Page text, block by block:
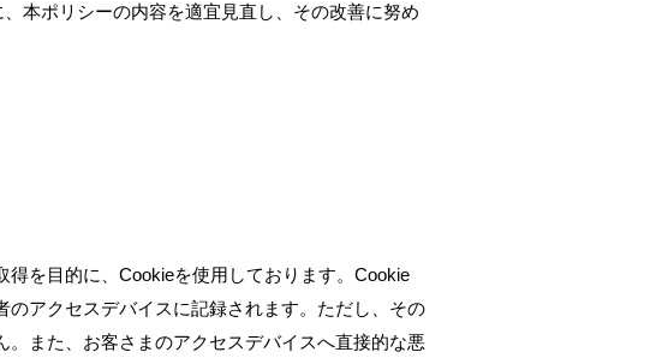
本ポリシーの内容を適宜見直し、その改善に努め
を目的に、Cookieを使用しております。Cookie
アクセスデバイスに記録されます。ただし、その
また、お客さまのアクセスデバイスへ直接的な悪